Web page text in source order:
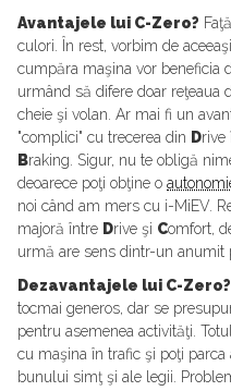
Avantajele lui C-Zero?
culori. În rest, vorbim de
cumpăra maşina vor beneficia
urmând să difere doar reţeaua
cheie şi volan. Ar mai fi un
"complici" cu trecerea din Drive
Braking. Sigur, nu te obligă
deoarece poţi obţine o
noi când am mers cu i-MiEV.
majoră între Drive şi Comfort,
urmă are sens dintr-un anumit
Dezavantajele lui C-Zero?
tocmai generos, dar se
pentru asemenea activităţi.
cu maşina în trafic şi poţi
bunului simţ şi ale legii.